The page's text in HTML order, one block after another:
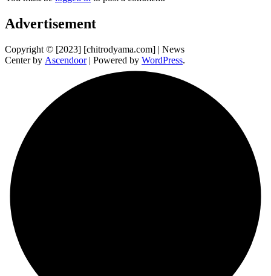
Advertisement
Copyright © [2023] [chitrodyama.com] | News
Center by Ascendoor| Powered by WordPress.